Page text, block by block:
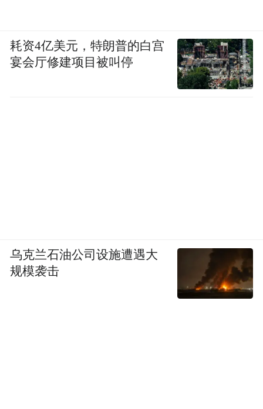
耗资4亿美元，特朗普的白宫
宴会厅修建项目被叫停
乌克兰石油公司设施遭遇大
规模袭击